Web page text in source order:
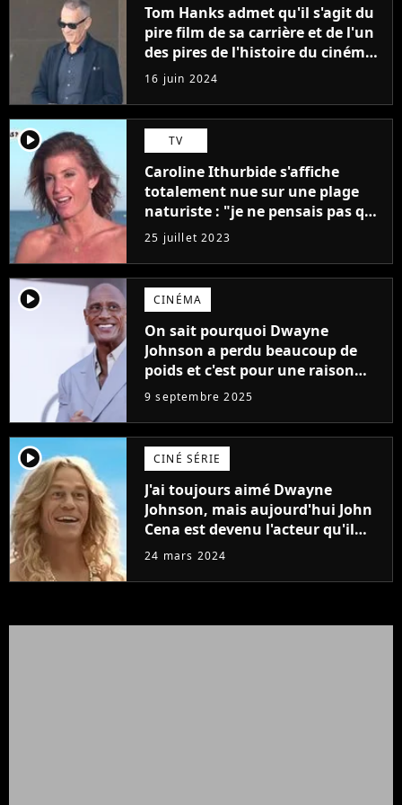
Tom Hanks admet qu'il s'agit du
pire film de sa carrière et de l'un
des pires de l'histoire du cinéma :
"L'un des films les plus
médiocres jamais réalisés"
16 juin 2024
player2 TV
Caroline Ithurbide s'affiche
totalement nue sur une plage
naturiste : "je ne pensais pas que
j'arriverais à le faire..."
25 juillet 2023
player2 CINÉMA
On sait pourquoi Dwayne
Johnson a perdu beaucoup de
poids et c'est pour une raison
importante
9 septembre 2025
player2 CINÉ SÉRIE
J'ai toujours aimé Dwayne
Johnson, mais aujourd'hui John
Cena est devenu l'acteur qu'il
rêvait d'être (et Ricky Stanicky le
24 mars 2024